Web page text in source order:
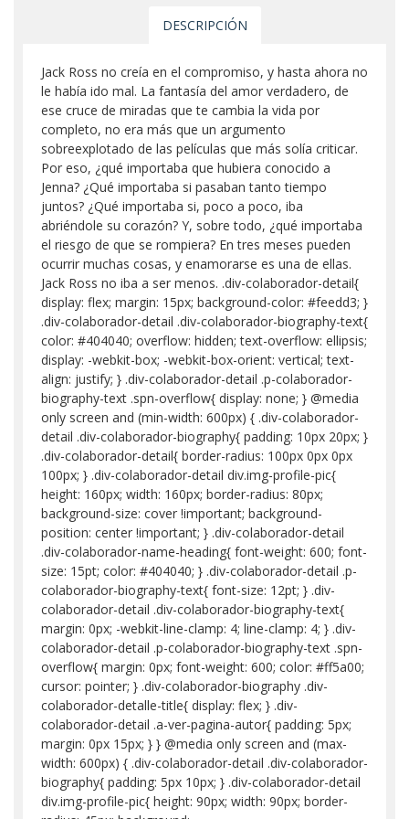
DESCRIPCIÓN
Jack Ross no creía en el compromiso, y hasta ahora no
le había ido mal. La fantasía del amor verdadero, de
ese cruce de miradas que te cambia la vida por
completo, no era más que un argumento
sobreexplotado de las películas que más solía criticar.
Por eso, ¿qué importaba que hubiera conocido a
Jenna? ¿Qué importaba si pasaban tanto tiempo
juntos? ¿Qué importaba si, poco a poco, iba
abriéndole su corazón? Y, sobre todo, ¿qué importaba
el riesgo de que se rompiera? En tres meses pueden
ocurrir muchas cosas, y enamorarse es una de ellas.
Jack Ross no iba a ser menos. .div-colaborador-detail{
display: flex; margin: 15px; background-color: #feedd3; }
.div-colaborador-detail .div-colaborador-biography-text{
color: #404040; overflow: hidden; text-overflow: ellipsis;
display: -webkit-box; -webkit-box-orient: vertical; text-
align: justify; } .div-colaborador-detail .p-colaborador-
biography-text .spn-overflow{ display: none; } @media
only screen and (min-width: 600px) { .div-colaborador-
detail .div-colaborador-biography{ padding: 10px 20px; }
.div-colaborador-detail{ border-radius: 100px 0px 0px
100px; } .div-colaborador-detail div.img-profile-pic{
height: 160px; width: 160px; border-radius: 80px;
background-size: cover !important; background-
position: center !important; } .div-colaborador-detail
.div-colaborador-name-heading{ font-weight: 600; font-
size: 15pt; color: #404040; } .div-colaborador-detail .p-
colaborador-biography-text{ font-size: 12pt; } .div-
colaborador-detail .div-colaborador-biography-text{
margin: 0px; -webkit-line-clamp: 4; line-clamp: 4; } .div-
colaborador-detail .p-colaborador-biography-text .spn-
overflow{ margin: 0px; font-weight: 600; color: #ff5a00;
cursor: pointer; } .div-colaborador-biography .div-
colaborador-detalle-title{ display: flex; } .div-
colaborador-detail .a-ver-pagina-autor{ padding: 5px;
margin: 0px 15px; } } @media only screen and (max-
width: 600px) { .div-colaborador-detail .div-colaborador-
biography{ padding: 5px 10px; } .div-colaborador-detail
div.img-profile-pic{ height: 90px; width: 90px; border-